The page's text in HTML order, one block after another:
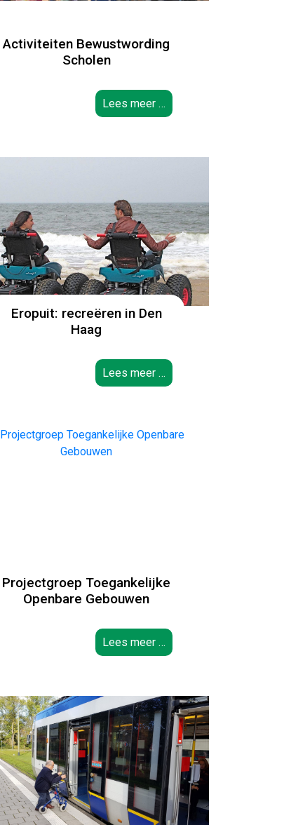
Activiteiten Bewustwording
Scholen
Lees meer …
Eropuit: recreëren in Den
Haag
Lees meer …
Projectgroep Toegankelijke
Openbare Gebouwen
Lees meer …